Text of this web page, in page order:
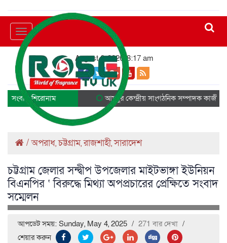
Toggle
navigation
August 6, 2026, 8:17 am
সংবাদ শিরোনাম আমছুর কেন্দ্রীয় সাংগঠনিক সম্পাদক কাজী
/অপরাধ,চট্টগ্রাম,রাজশাহী,সারাদেশ
চট্টগ্রাম জেলার সন্দ্বীপ উপজেলার মাইটভাঙ্গা ইউনিয়ন
বিএনপির ‘ বিরুদ্ধে মিথ্যা অপপ্রচারের প্রেক্ষিতে সংবাদ
সম্মেলন
আপডেট সময়: Sunday, May 4, 2025 / 271 বার দেখা /
শেয়ার করুন